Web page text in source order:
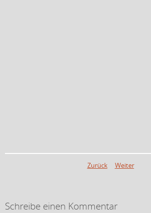
Zurück Weiter
Schreibe einen Kommentar